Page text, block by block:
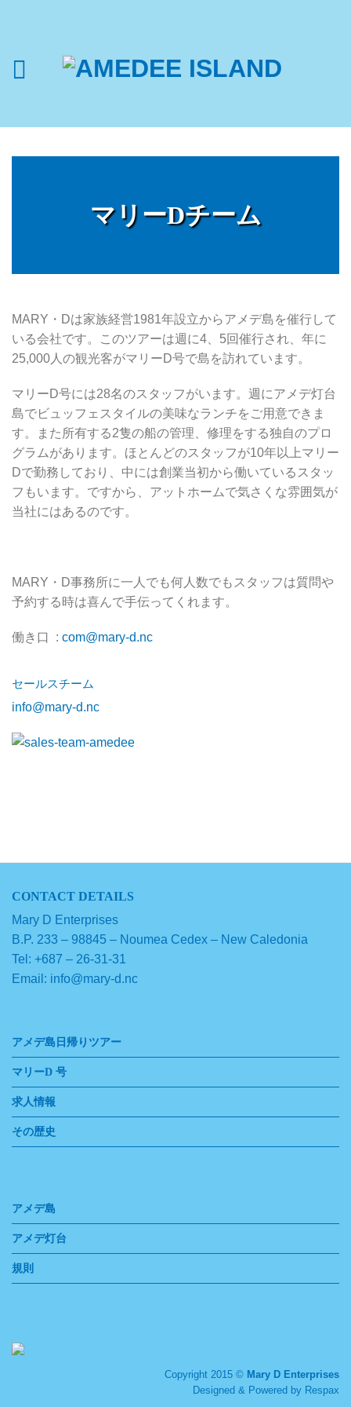
マリーDチーム
MARY・Dは家族経営1981年設立からアメデ島を催行して
いる会社です。このツアーは週に4、5回催行され、年に
25,000人の観光客がマリーD号で島を訪れています。
マリーD号には28名のスタッフがいます。週にアメデ灯台
島でビュッフェスタイルの美味なランチをご用意できま
す。また所有する2隻の船の管理、修理をする独自のプロ
グラムがあります。ほとんどのスタッフが10年以上マリー
Dで勤務しており、中には創業当初から働いているスタッ
フもいます。ですから、アットホームで気さくな雰囲気が
当社にはあるのです。
MARY・D事務所に一人でも何人数でもスタッフは質問や
予約する時は喜んで手伝ってくれます。
働き口 : com@mary-d.nc
セールスチーム
info@mary-d.nc
CONTACT DETAILS
Mary D Enterprises
B.P. 233 – 98845 – Noumea Cedex – New Caledonia
Tel: +687 – 26-31-31
Email: info@mary-d.nc
アメデ島日帰りツアー
マリーD 号
求人情報
その歴史
アメデ島
アメデ灯台
規則
Copyright 2015 © Mary D Enterprises
Designed & Powered by Respax